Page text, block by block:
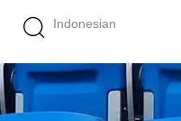
Indonesian